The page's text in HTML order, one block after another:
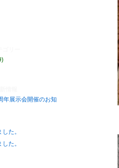
年展示会開催のお知
た。
た。